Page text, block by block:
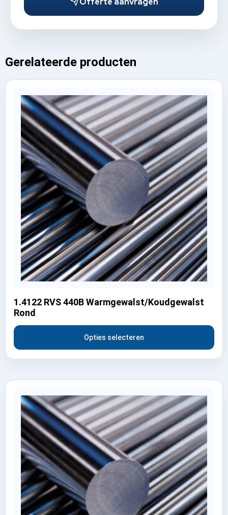
Gerelateerde producten
1.4122 RVS 440B Warmgewalst/Koudgewalst
Rond
Opties selecteren